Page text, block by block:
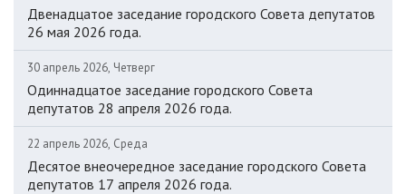
Двенадцатое заседание городского Совета депутатов
26 мая 2026 года.
30 апрель 2026, Четверг
Одиннадцатое заседание городского Совета
депутатов 28 апреля 2026 года.
22 апрель 2026, Среда
Десятое внеочередное заседание городского Совета
депутатов 17 апреля 2026 года.